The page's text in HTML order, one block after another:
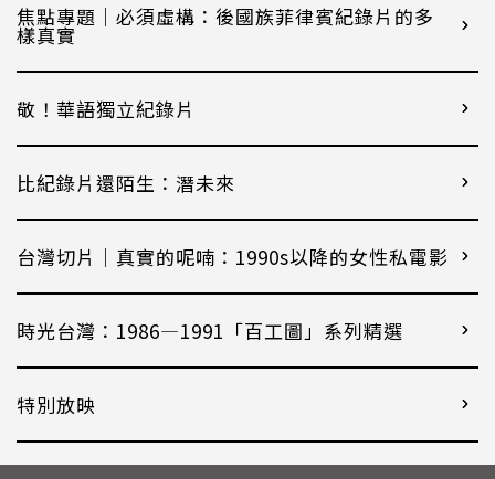
焦點專題｜必須虛構：後國族菲律賓紀錄片的多
樣真實
敬！華語獨立紀錄片
比紀錄片還陌生：潛未來
台灣切片｜真實的呢喃：1990s以降的女性私電影
時光台灣：1986—1991「百工圖」系列精選
特別放映